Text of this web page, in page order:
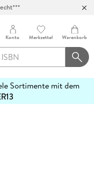
Konto Merkzettel Warenkorb
Sortimente mit dem